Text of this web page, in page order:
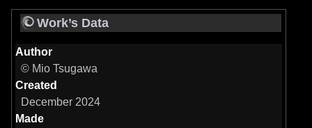
Work’s Data
Author
© Mio Tsugawa
Created
December 2024
Made